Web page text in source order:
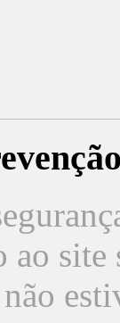
ao
não